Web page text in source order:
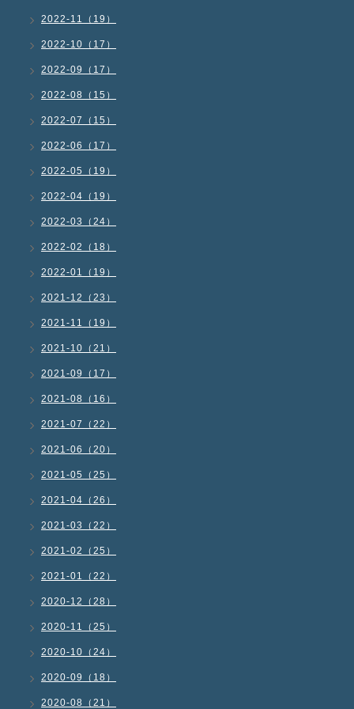
2022-11（19）
2022-10（17）
2022-09（17）
2022-08（15）
2022-07（15）
2022-06（17）
2022-05（19）
2022-04（19）
2022-03（24）
2022-02（18）
2022-01（19）
2021-12（23）
2021-11（19）
2021-10（21）
2021-09（17）
2021-08（16）
2021-07（22）
2021-06（20）
2021-05（25）
2021-04（26）
2021-03（22）
2021-02（25）
2021-01（22）
2020-12（28）
2020-11（25）
2020-10（24）
2020-09（18）
2020-08（21）